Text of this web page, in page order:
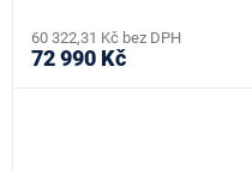
60 322,31 Kč bez DPH
72 990 Kč